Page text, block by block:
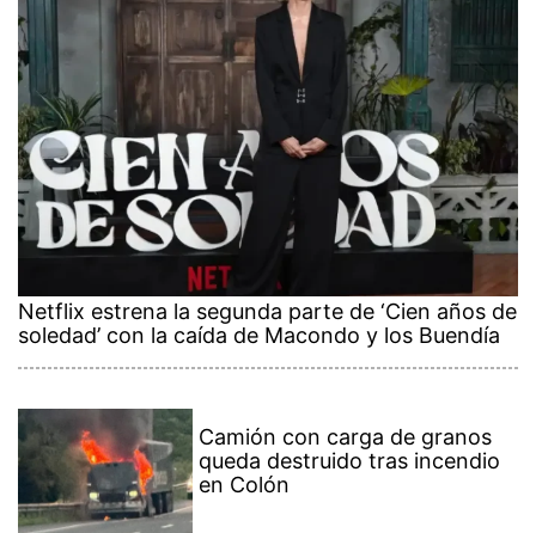
Netflix estrena la segunda parte de ‘Cien años de
soledad’ con la caída de Macondo y los Buendía
Camión con carga de granos
queda destruido tras incendio
en Colón